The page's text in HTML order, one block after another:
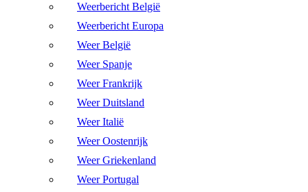
Weerbericht België
Weerbericht Europa
Weer België
Weer Spanje
Weer Frankrijk
Weer Duitsland
Weer Italië
Weer Oostenrijk
Weer Griekenland
Weer Portugal